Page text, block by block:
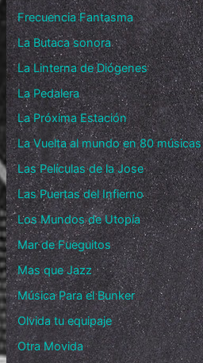
Frecuencia Fantasma
La Butaca sonora
La Linterna de Diógenes
La Pedalera
La Próxima Estación
La Vuelta al mundo en 80 músicas
Las Películas de la Jose
Las Puertas del Infierno
Los Mundos de Utopía
Mar de Fueguitos
Mas que Jazz
Música Para el Bunker
Olvida tu equipaje
Otra Movida